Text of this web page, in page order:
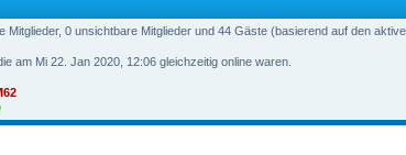
e
t
e
a
Mitglieder, 0 unsichtbare Mitglieder und 44 Gäste (basierend auf den
am Mi 22. Jan 2020, 12:06 gleichzeitig online waren.